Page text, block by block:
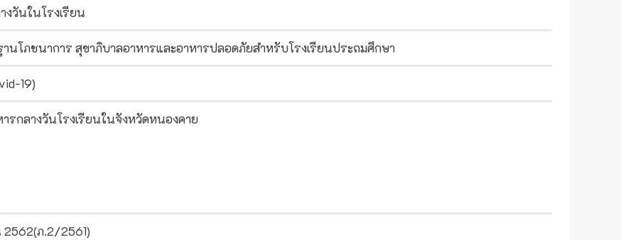
งวันในโรงเรียน
นโภชนาการ สุขาภิบาลอาหารและอาหารปลอดภัยสำหรับโรงเรียนประถมศึกษา
19)
รกลางวันโรงเรียนในจังหวัดหนองคาย
2562(ภ.2/2561)